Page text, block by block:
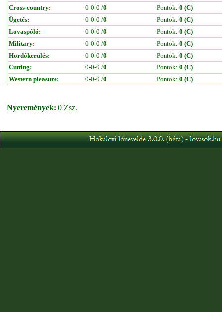
Cross-country:
0-0-0 /0 Pontok: 0 (C)
Ügetés:
0-0-0 /0 Pontok: 0 (C)
Lovaspóló:
0-0-0 /0 Pontok: 0 (C)
Military:
0-0-0 /0 Pontok: 0 (C)
Hordókerülés:
0-0-0 /0 Pontok: 0 (C)
Cutting:
0-0-0 /0 Pontok: 0 (C)
Western pleasure:
0-0-0 /0 Pontok: 0 (C)
Nyeremények: 0 Zsz.